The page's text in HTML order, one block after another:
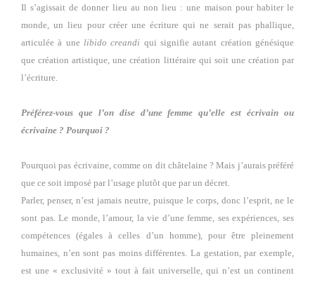
Il s’agissait de donner lieu au non lieu : une maison pour habiter le
monde, un lieu pour créer une écriture qui ne serait pas phallique,
articulée à une libido creandi qui signifie autant création génésique
que création artistique, une création littéraire qui soit une création par
l’écriture.
Préférez-vous que l’on dise d’une femme qu’elle est écrivain ou
écrivaine ? Pourquoi ?
Pourquoi pas écrivaine, comme on dit châtelaine ? Mais j’aurais préféré
que ce soit imposé par l’usage plutôt que par un décret.
Parler, penser, n’est jamais neutre, puisque le corps, donc l’esprit, ne le
sont pas. Le monde, l’amour, la vie d’une femme, ses expériences, ses
compétences (égales à celles d’un homme), pour être pleinement
humaines, n’en sont pas moins différentes. La gestation, par exemple,
est une « exclusivité » tout à fait universelle, qui n’est un continent